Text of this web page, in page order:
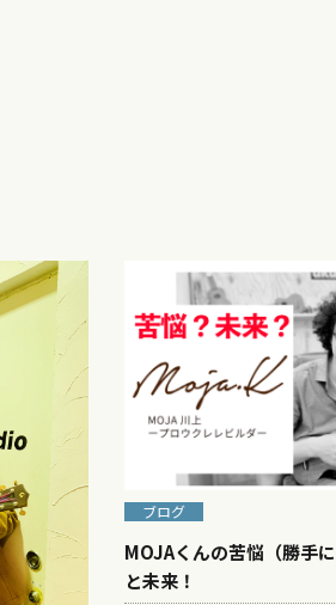
ブログ
MOJAくんの苦悩（勝手に
と未来！